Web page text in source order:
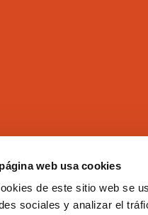
web usa cookies
de este sitio web se
sociales y analizar el
El
Aula